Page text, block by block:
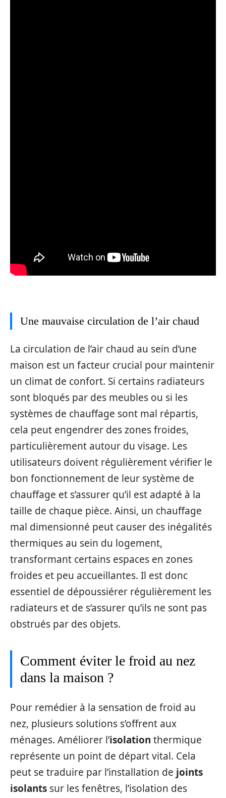
Une mauvaise circulation de l’air chaud
La circulation de l’air chaud au sein d’une
maison est un facteur crucial pour maintenir
un climat de confort. Si certains radiateurs
sont bloqués par des meubles ou si les
systèmes de chauffage sont mal répartis,
cela peut engendrer des zones froides,
particulièrement autour du visage. Les
utilisateurs doivent régulièrement vérifier le
bon fonctionnement de leur système de
chauffage et s’assurer qu’il est adapté à la
taille de chaque pièce. Ainsi, un chauffage
mal dimensionné peut causer des inégalités
thermiques au sein du logement,
transformant certains espaces en zones
froides et peu accueillantes. Il est donc
essentiel de dépoussiérer régulièrement les
radiateurs et de s’assurer qu’ils ne sont pas
obstrués par des objets.
Comment éviter le froid au nez
dans la maison ?
Pour remédier à la sensation de froid au
nez, plusieurs solutions s’offrent aux
ménages. Améliorer l’isolation thermique
représente un point de départ vital. Cela
peut se traduire par l’installation de joints
isolants sur les fenêtres, l’isolation des